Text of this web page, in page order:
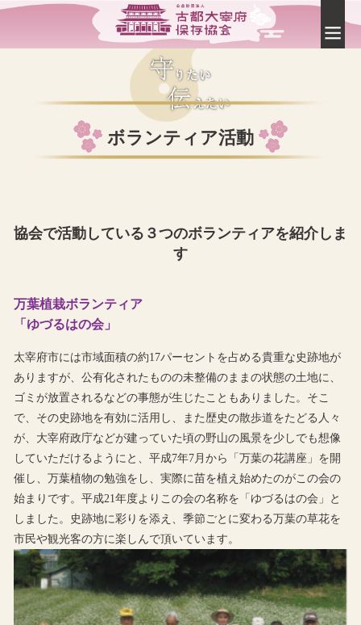
ボランティア活動
協会で活動している３つのボランティアを紹介しま
す
万葉植栽ボランティア
「ゆづるはの会」
太宰府市には市域面積の約17パーセントを占める貴重な史跡地が
ありますが、公有化されたものの未整備のままの状態の土地に、
ゴミが放置されるなどの事態が生じたこともありました。そこ
で、その史跡地を有効に活用し、また歴史の散歩道をたどる人々
が、大宰府政庁などが建っていた頃の野山の風景を少しでも想像
していただけるようにと、平成7年7月から「万葉の花講座」を開
催し、万葉植物の勉強をし、実際に苗を植え始めたのがこの会の
始まりです。平成21年度よりこの会の名称を「ゆづるはの会」と
しました。史跡地に彩りを添え、季節ごとに変わる万葉の草花を
市民や観光客の方に楽しんで頂いています。